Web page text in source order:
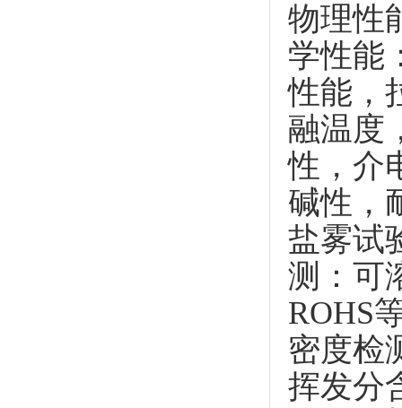
物理性
学性能
性能，
融温度
性，介
碱性，
盐雾试
测：可
ROHS
密度检
挥发分